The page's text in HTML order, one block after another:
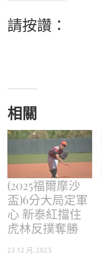
請按讚：
相關
(2025福爾摩沙
盃)6分大局定軍
心 新泰紅擋住
虎林反撲奪勝
23 12 月, 2025